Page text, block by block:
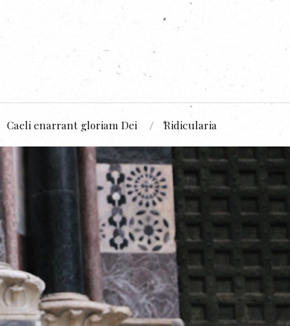
Caeli enarrant gloriam Dei Ridicularia